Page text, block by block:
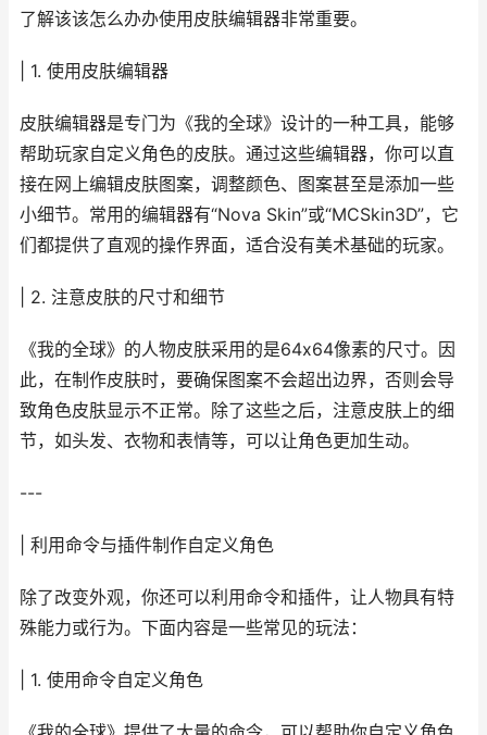
了解该该怎么办办使用皮肤编辑器非常重要。
| 1. 使用皮肤编辑器
皮肤编辑器是专门为《我的全球》设计的一种工具，能够
帮助玩家自定义角色的皮肤。通过这些编辑器，你可以直
接在网上编辑皮肤图案，调整颜色、图案甚至是添加一些
小细节。常用的编辑器有“Nova Skin”或“MCSkin3D”，它
们都提供了直观的操作界面，适合没有美术基础的玩家。
| 2. 注意皮肤的尺寸和细节
《我的全球》的人物皮肤采用的是64x64像素的尺寸。因
此，在制作皮肤时，要确保图案不会超出边界，否则会导
致角色皮肤显示不正常。除了这些之后，注意皮肤上的细
节，如头发、衣物和表情等，可以让角色更加生动。
---
| 利用命令与插件制作自定义角色
除了改变外观，你还可以利用命令和插件，让人物具有特
殊能力或行为。下面内容是一些常见的玩法：
| 1. 使用命令自定义角色